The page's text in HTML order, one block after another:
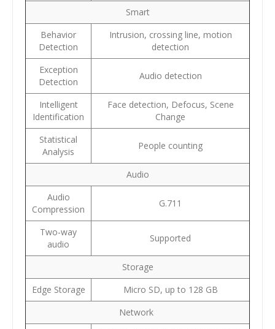
Smart
Behavior
Detection
Intrusion, crossing line, motion
detection
Exception
Detection
Audio detection
Intelligent
Identification
Face detection, Defocus, Scene
Change
Statistical
Analysis
People counting
Audio
Audio
Compression
G.711
Two-way
audio
Supported
Storage
Edge Storage
Micro SD, up to 128 GB
Network